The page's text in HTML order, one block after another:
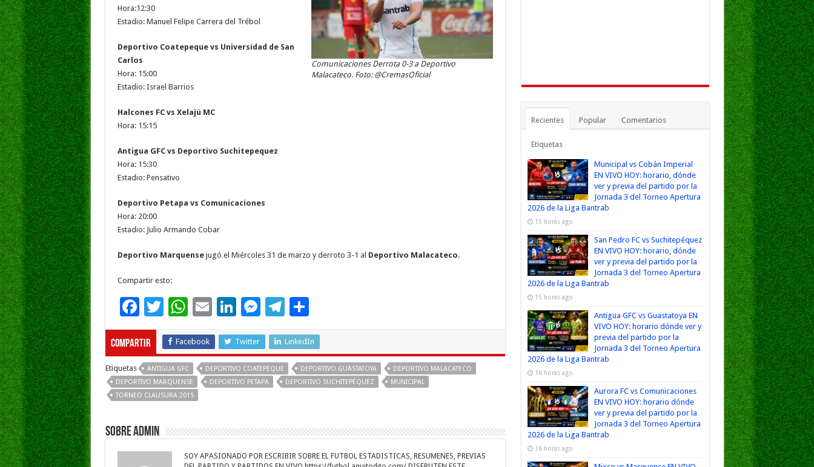
Comunicaciones Derrota 0-3 a Deportivo
Malacateco. Foto: @CremasOficial
Hora:12:30
Estadio: Manuel Felipe Carrera del Trébol
Deportivo Coatepeque vs Universidad de San
Carlos
Hora: 15:00
Estadio: Israel Barrios
Halcones FC vs Xelajú MC
Hora: 15:15
Antigua GFC vs Deportivo Suchitepequez
Hora: 15:30
Estadio: Pensativo
Deportivo Petapa vs Comunicaciones
Hora: 20:00
Estadio: Julio Armando Cobar
Deportivo Marquensejugó el Miércoles 31 de marzo y derroto 3-1 al Deportivo Malacateco.
Compartir esto:
F
ac
e
b
o
o
k
T
tt
er
W
at
sA
p
p
E
ai
l
Li
k
e
dI
M
se
n
g
T
e
gr
a
C
m
p
ar
r
Compartir Facebook Twitter LinkedIn
Etiquetas ANTIGUA GFC DEPORTIVO COATEPEQUE DEPORTIVO GUASTATOYA
DEPORTIVO MALACATECO
DEPORTIVO MARQUENSE
DEPORTIVO PETAPA DEPORTIVO SUCHITEPÉQUEZ
MUNICIPAL
TORNEO CLAUSURA 2015
Sobre admin
SOY APASIONADO POR ESCRIBIR SOBRE EL FUTBOL ESTADISTICAS, RESUMENES, PREVIAS
Recientes Popular Comentarios
Etiquetas
Municipal vs Cobán Imperial
EN VIVO HOY: horario, dónde
ver y previa del partido por la
Jornada 3 del Torneo Apertura
2026 de la Liga Bantrab
15 horas ago
San Pedro FC vs Suchitepéquez
EN VIVO HOY: horario, dónde
ver y previa del partido por la
Jornada 3 del Torneo Apertura
2026 de la Liga Bantrab
15 horas ago
Antigua GFC vs Guastatoya EN
VIVO HOY: horario dónde ver y
previa del partido por la
Jornada 3 del Torneo Apertura
2026 de la Liga Bantrab
16 horas ago
Aurora FC vs Comunicaciones
EN VIVO HOY: horario dónde
ver y previa del partido por la
Jornada 3 del Torneo Apertura
2026 de la Liga Bantrab
16 horas ago